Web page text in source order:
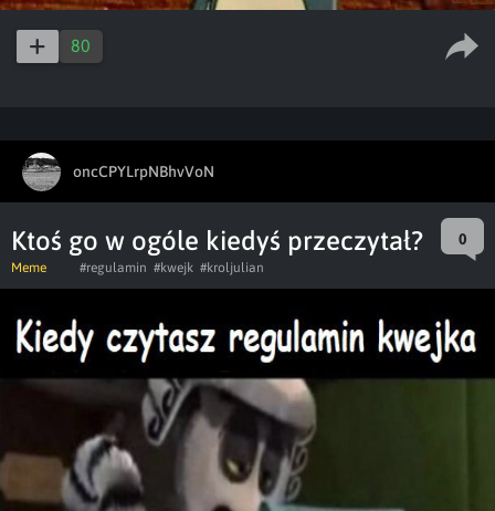
80
oncCPYLrpNBhvVoN
Ktoś go w ogóle kiedyś przeczytał? 0
Meme #regulamin #kwejk #kroljulian